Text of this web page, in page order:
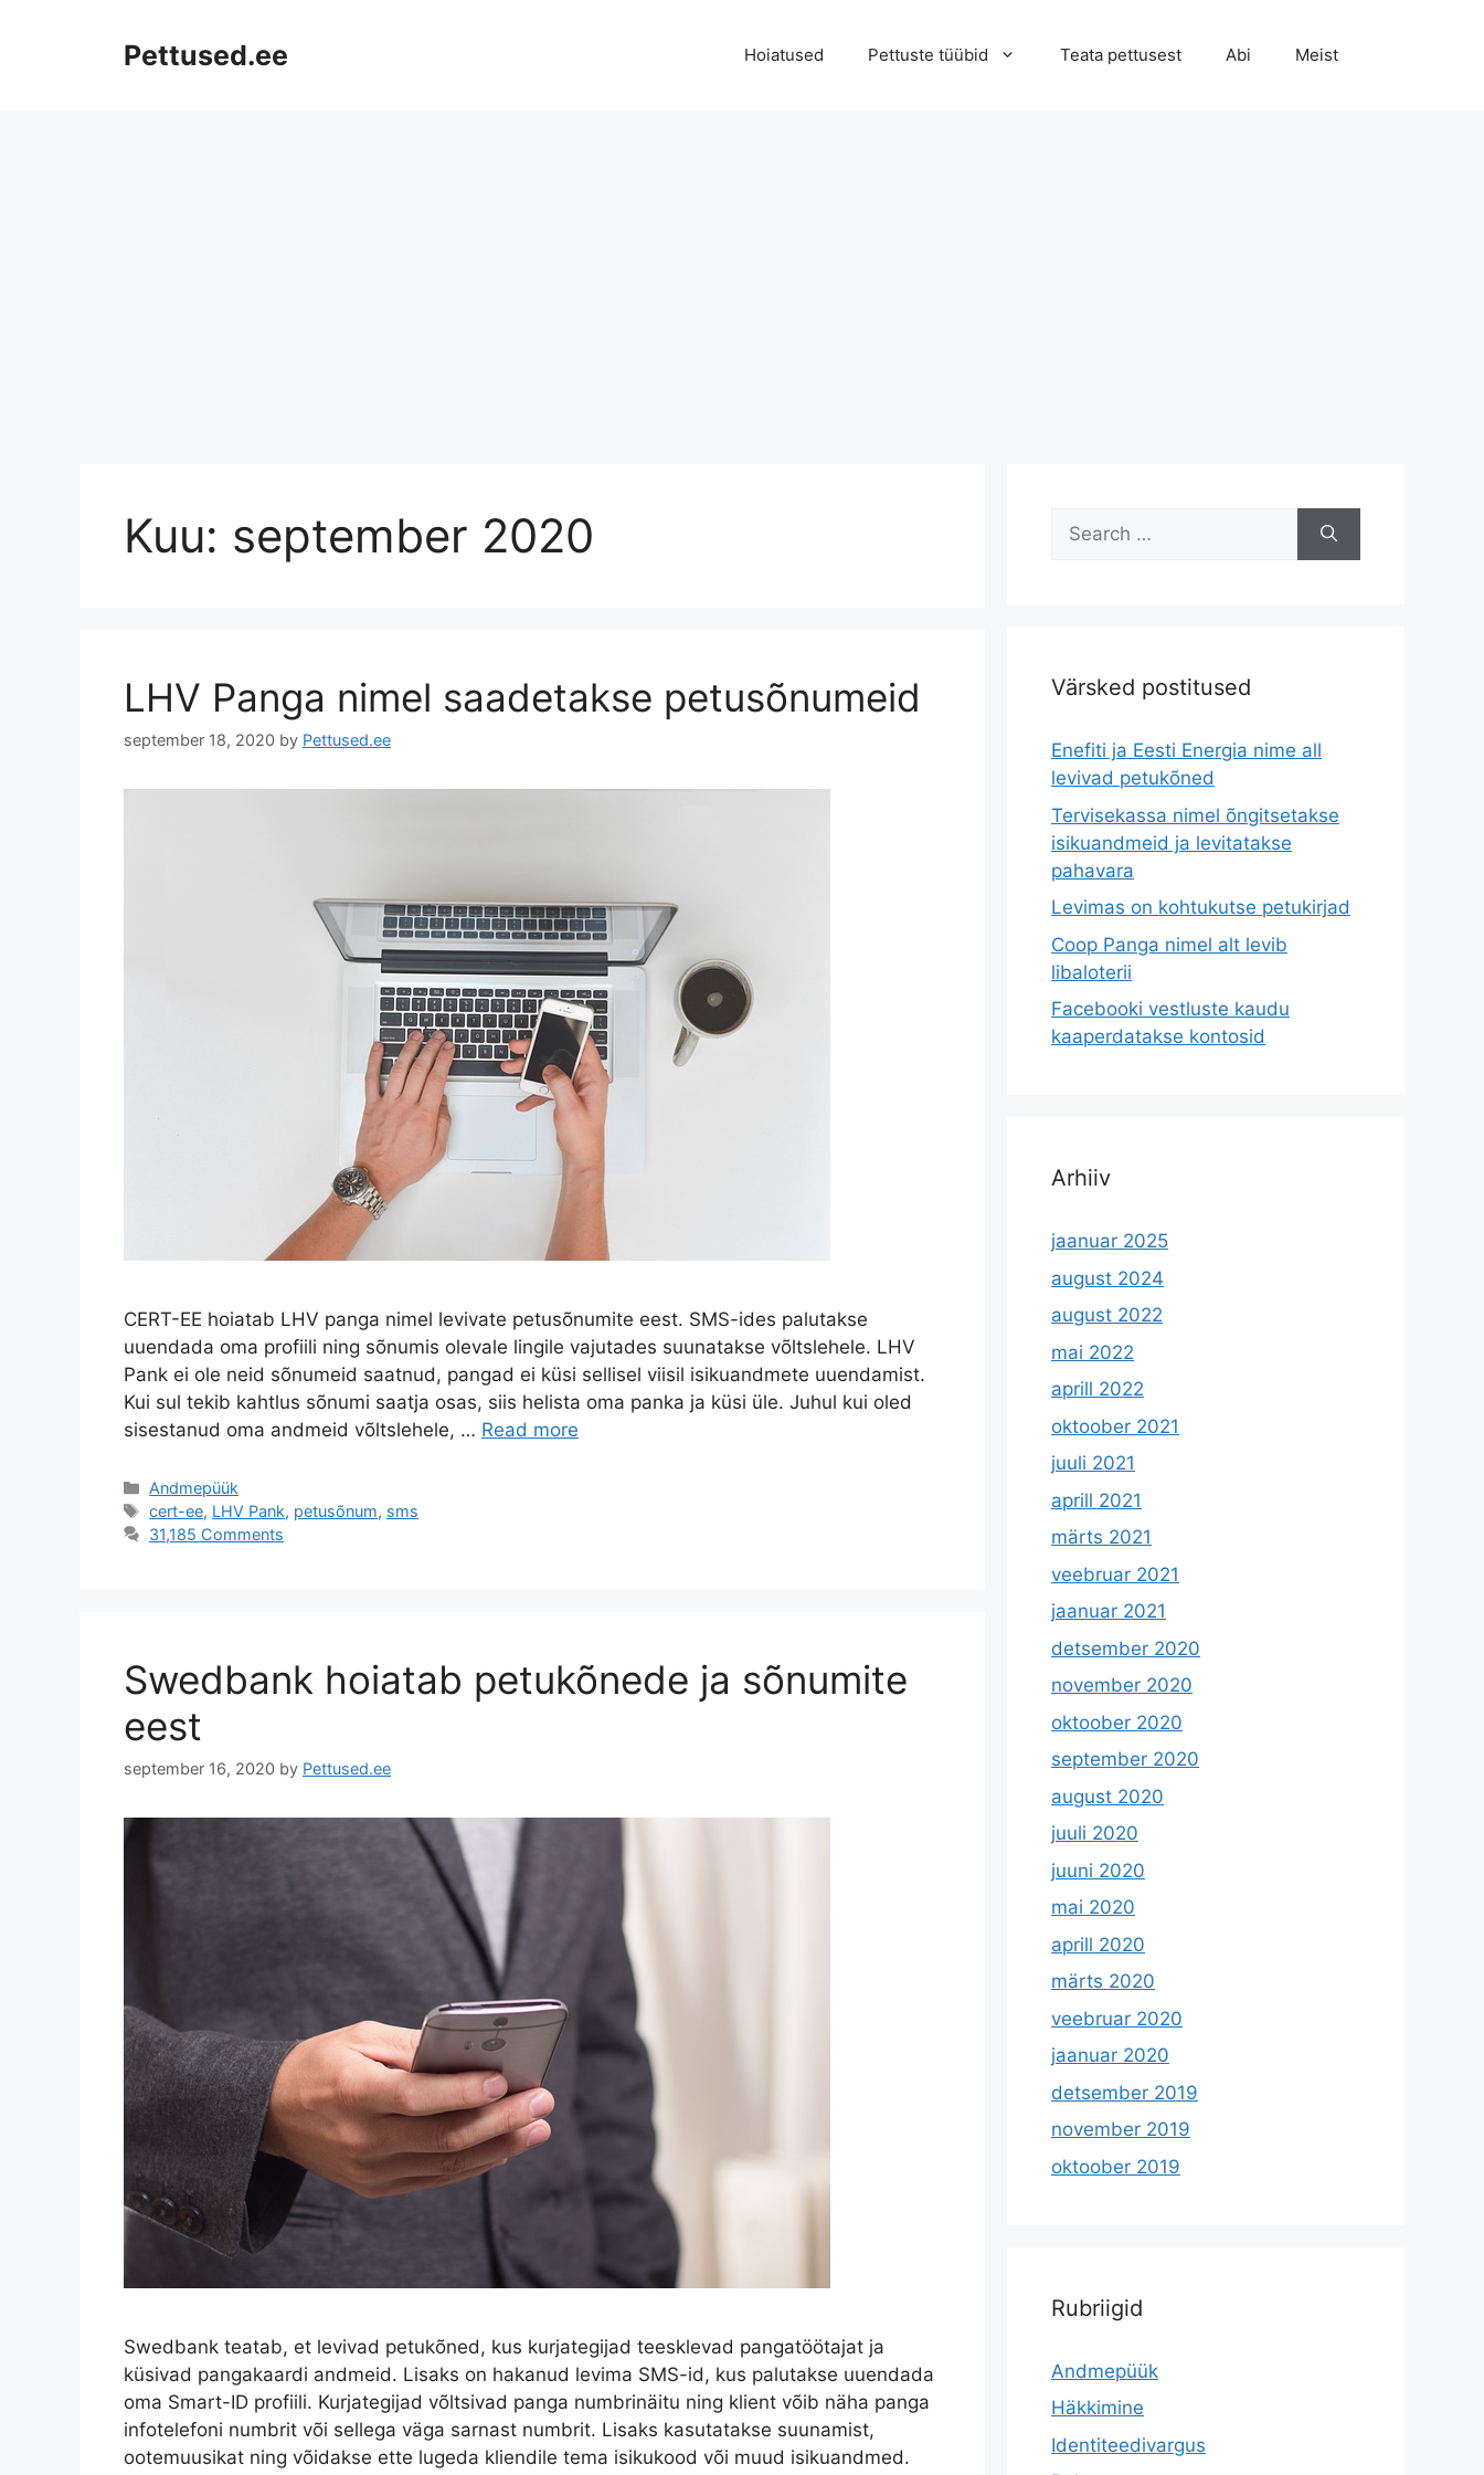
Pettused.ee Hoiatused Pettuste tüübid Teata pettusest Abi Meist
Kuu: september 2020
LHV Panga nimel saadetakse petusõnumeid
september 18, 2020 by Pettused.ee
CERT-EE hoiatab LHV panga nimel levivate petusõnumite eest. SMS-ides palutakse
uuendada oma profiili ning sõnumis olevale lingile vajutades suunatakse võltslehele. LHV
Pank ei ole neid sõnumeid saatnud, pangad ei küsi sellisel viisil isikuandmete uuendamist.
Kui sul tekib kahtlus sõnumi saatja osas, siis helista oma panka ja küsi üle. Juhul kui oled
sisestanud oma andmeid võltslehele, … Read more
Categories
Andmepüük
Tags
cert-ee, LHV Pank, petusõnum, sms
31,185 Comments
Swedbank hoiatab petukõnede ja sõnumite
eest
september 16, 2020 by Pettused.ee
Swedbank teatab, et levivad petukõned, kus kurjategijad teesklevad pangatöötajat ja
küsivad pangakaardi andmeid. Lisaks on hakanud levima SMS-id, kus palutakse uuendada
oma Smart-ID profiili. Kurjategijad võltsivad panga numbrinäitu ning klient võib näha panga
infotelefoni numbrit või sellega väga sarnast numbrit. Lisaks kasutatakse suunamist,
ootemuusikat ning võidakse ette lugeda kliendile tema isikukood või muud isikuandmed.
Search
for:
Värsked postitused
Enefiti ja Eesti Energia nime all
levivad petukõned
Tervisekassa nimel õngitsetakse
isikuandmeid ja levitatakse
pahavara
Levimas on kohtukutse petukirjad
Coop Panga nimel alt levib
libaloterii
Facebooki vestluste kaudu
kaaperdatakse kontosid
Arhiiv
jaanuar 2025
august 2024
august 2022
mai 2022
aprill 2022
oktoober 2021
juuli 2021
aprill 2021
märts 2021
veebruar 2021
jaanuar 2021
detsember 2020
november 2020
oktoober 2020
september 2020
august 2020
juuli 2020
juuni 2020
mai 2020
aprill 2020
märts 2020
veebruar 2020
jaanuar 2020
detsember 2019
november 2019
oktoober 2019
Rubriigid
Andmepüük
Häkkimine
Identiteedivargus